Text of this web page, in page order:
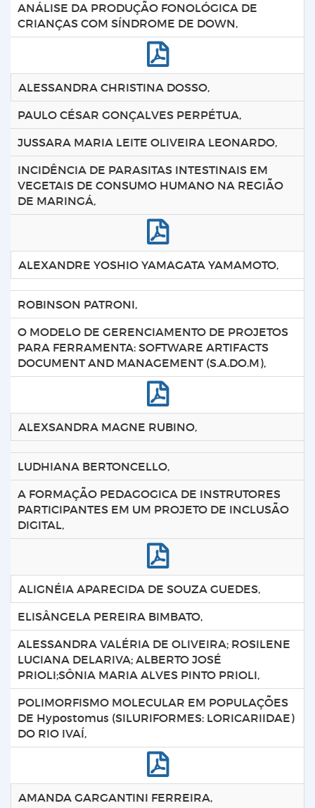
ANÁLISE DA PRODUÇÃO FONOLÓGICA DE
CRIANÇAS COM SÍNDROME DE DOWN,
ALESSANDRA CHRISTINA DOSSO,
PAULO CÉSAR GONÇALVES PERPÉTUA,
JUSSARA MARIA LEITE OLIVEIRA LEONARDO,
INCIDÊNCIA DE PARASITAS INTESTINAIS EM
VEGETAIS DE CONSUMO HUMANO NA REGIÃO
DE MARINGÁ,
ALEXANDRE YOSHIO YAMAGATA YAMAMOTO,
ROBINSON PATRONI,
O MODELO DE GERENCIAMENTO DE PROJETOS
PARA FERRAMENTA: SOFTWARE ARTIFACTS
DOCUMENT AND MANAGEMENT (S.A.DO.M),
ALEXSANDRA MAGNE RUBINO,
LUDHIANA BERTONCELLO,
A FORMAÇÃO PEDAGOGICA DE INSTRUTORES
PARTICIPANTES EM UM PROJETO DE INCLUSÃO
DIGITAL,
ALIGNÉIA APARECIDA DE SOUZA GUEDES,
ELISÂNGELA PEREIRA BIMBATO,
ALESSANDRA VALÉRIA DE OLIVEIRA; ROSILENE
LUCIANA DELARIVA; ALBERTO JOSÉ
PRIOLI;SÔNIA MARIA ALVES PINTO PRIOLI,
POLIMORFISMO MOLECULAR EM POPULAÇÕES
DE Hypostomus (SILURIFORMES: LORICARIIDAE)
DO RIO IVAÍ,
AMANDA GARGANTINI FERREIRA,